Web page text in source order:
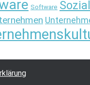
Software